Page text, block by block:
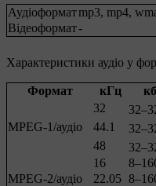
Аудіоформатmp3, mp4,
Відеоформат-
Характеристики аудіо у
Формат кГц
MPEG-1/аудіо
32
44.1
48
MPEG-2/аудіо
16
22.05